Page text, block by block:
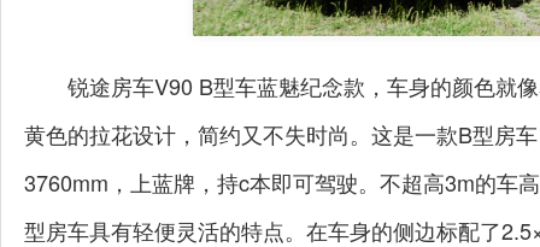
锐途房车V90 B型车蓝魅纪念款，车身的颜色就
黄色的拉花设计，简约又不失时尚。这是一款B型房
3760mm，上蓝牌，持c本即可驾驶。不超高3m的车
型房车具有轻便灵活的特点。在车身的侧边标配了